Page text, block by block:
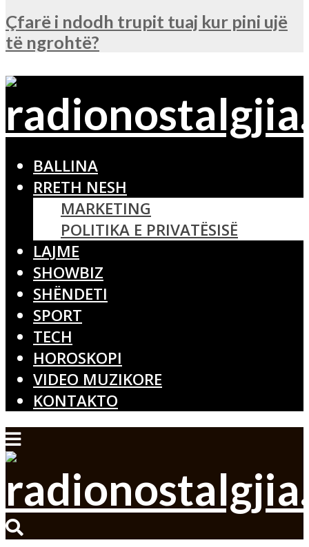
Çfarë i ndodh trupit tuaj kur pini ujë
të ngrohtë?
BALLINA
RRETH NESH
MARKETING
POLITIKA E PRIVATËSISË
LAJME
SHOWBIZ
SHËNDETI
SPORT
TECH
HOROSKOPI
VIDEO MUZIKORE
KONTAKTO